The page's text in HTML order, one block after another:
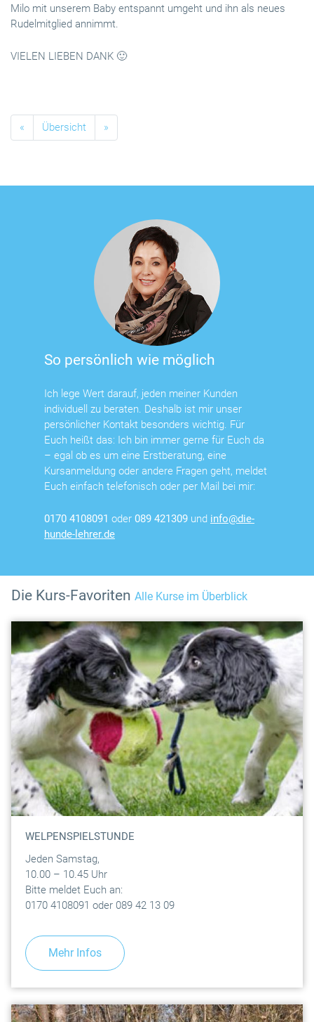
Milo mit unserem Baby entspannt umgeht und ihn als neues
Rudelmitglied annimmt.
VIELEN LIEBEN DANK 🙂
« Übersicht »
So persönlich wie möglich
Ich lege Wert darauf, jeden meiner Kunden
individuell zu beraten. Deshalb ist mir unser
persönlicher Kontakt besonders wichtig. Für
Euch heißt das: Ich bin immer gerne für Euch da
– egal ob es um eine Erstberatung, eine
Kursanmeldung oder andere Fragen geht, meldet
Euch einfach telefonisch oder per Mail bei mir:
0170 4108091 oder 089 421309 und info@die-
hunde-lehrer.de
Die Kurs-Favoriten Alle Kurse im Überblick
WELPENSPIELSTUNDE
Jeden Samstag,
10.00 – 10.45 Uhr
Bitte meldet Euch an:
0170 4108091 oder 089 42 13 09
Mehr Infos